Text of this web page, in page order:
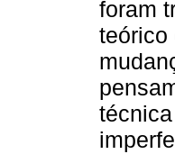
foram
teórico